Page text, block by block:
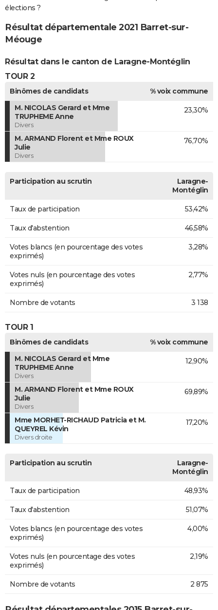
élections ?
Résultat départementale 2021 Barret-sur-
Méouge
Résultat dans le canton de Laragne-Montéglin
TOUR 2
Binômes de candidats
% voix commune
M. NICOLAS Gerard et Mme
TRUPHEME Anne
Divers
23,30%
M. ARMAND Florent et Mme ROUX
Julie
Divers
76,70%
Participation au scrutin
Laragne-
Montéglin
Taux de participation 53,42%
Taux d'abstention 46,58%
Votes blancs (en pourcentage des votes
exprimés)
3,28%
Votes nuls (en pourcentage des votes
exprimés)
2,77%
Nombre de votants 3 138
TOUR 1
Binômes de candidats
% voix commune
M. NICOLAS Gerard et Mme
TRUPHEME Anne
Divers
12,90%
M. ARMAND Florent et Mme ROUX
Julie
Divers
69,89%
Mme MORHET-RICHAUD Patricia et M.
QUEYREL Kévin
Divers droite
17,20%
Participation au scrutin
Laragne-
Montéglin
Taux de participation 48,93%
Taux d'abstention 51,07%
Votes blancs (en pourcentage des votes
exprimés)
4,00%
Votes nuls (en pourcentage des votes
exprimés)
2,19%
Nombre de votants 2 875